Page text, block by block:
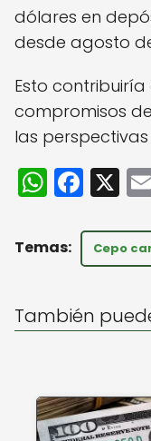
dólares en
desde agosto
Esto
compromisos
las
W
h
a
A
p
F
a
c
e
o
k
X
Cepo
También